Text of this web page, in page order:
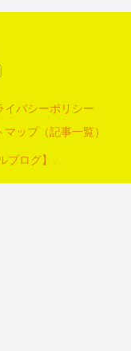
イバシーポリシー
マップ（記事一覧）
ログ】.